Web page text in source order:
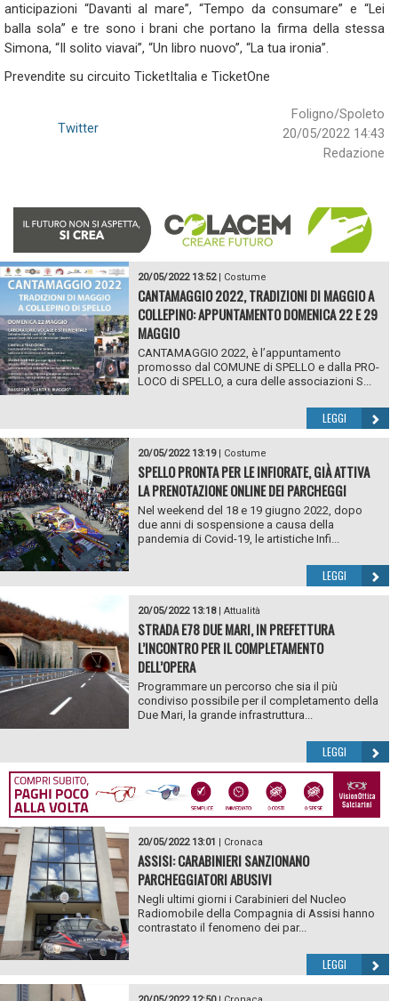
anticipazioni “Davanti al mare”, “Tempo da consumare” e “Lei
balla sola” e tre sono i brani che portano la firma della stessa
Simona, “Il solito viavai”, “Un libro nuovo”, “La tua ironia”.
Prevendite su circuito TicketItalia e TicketOne
Foligno/Spoleto
20/05/2022 14:43
Redazione
Twitter
20/05/2022 13:52| Costume
CANTAMAGGIO 2022, TRADIZIONI DI MAGGIO A
COLLEPINO: APPUNTAMENTO DOMENICA 22 E 29
MAGGIO
CANTAMAGGIO 2022, è l’appuntamento
promosso dal COMUNE di SPELLO e dalla PRO-
LOCO di SPELLO, a cura delle associazioni S...
LEGGI
20/05/2022 13:19| Costume
SPELLO PRONTA PER LE INFIORATE, GIÀ ATTIVA
LA PRENOTAZIONE ONLINE DEI PARCHEGGI
Nel weekend del 18 e 19 giugno 2022, dopo
due anni di sospensione a causa della
pandemia di Covid-19, le artistiche Infi...
LEGGI
20/05/2022 13:18| Attualità
STRADA E78 DUE MARI, IN PREFETTURA
L’INCONTRO PER IL COMPLETAMENTO
DELL’OPERA
Programmare un percorso che sia il più
condiviso possibile per il completamento della
Due Mari, la grande infrastruttura...
LEGGI
20/05/2022 13:01 | Cronaca
ASSISI: CARABINIERI SANZIONANO
PARCHEGGIATORI ABUSIVI
Negli ultimi giorni i Carabinieri del Nucleo
Radiomobile della Compagnia di Assisi hanno
contrastato il fenomeno dei par...
LEGGI